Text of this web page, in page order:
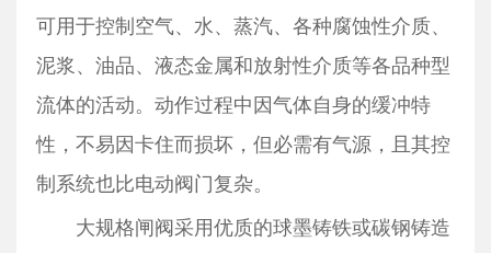
可用于控制空气、水、蒸汽、各种腐蚀性介质、
泥浆、油品、液态金属和放射性介质等各品种型
流体的活动。动作过程中因气体自身的缓冲特
性，不易因卡住而损坏，但必需有气源，且其控
制系统也比电动阀门复杂。
大规格闸阀采用优质的球墨铸铁或碳钢铸造